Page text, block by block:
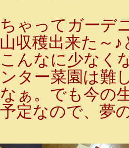
ゃってガーデ
収穫出来た～
んなに少なく
ター菜園は難
ぁ。でも今の
定なので、夢